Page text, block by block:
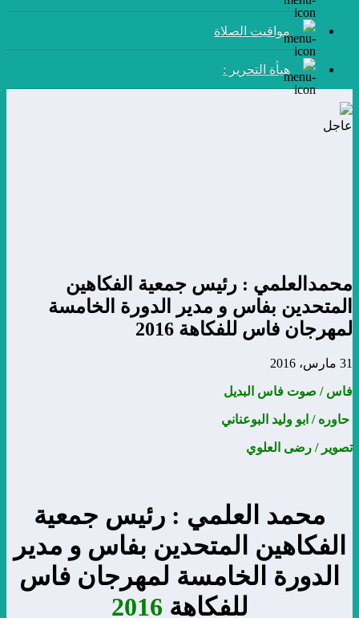
مواقيت الصلاة
هيأة التحرير :
: رئيس جمعية الفكاهين
بفاس و مدير الدورة الخامسة
فاس للفكاهة 2016
فاس البديل
وليد البوعناني
العلوي
العلمي : رئيس جمعية
المتحدين بفاس و مدير
الخامسة لمهرجان فاس
للفكاهة2016